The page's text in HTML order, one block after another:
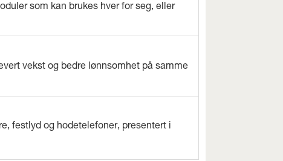
som kan brukes hver for seg, eller
vekst og bedre lønnsomhet på samme
festlyd og hodetelefoner, presentert i